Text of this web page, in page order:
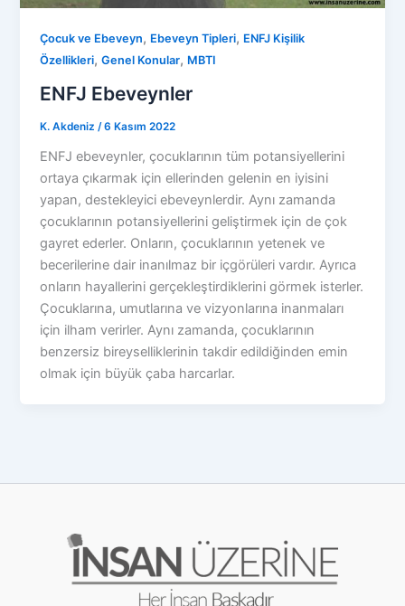
Çocuk ve Ebeveyn, Ebeveyn Tipleri, ENFJ Kişilik
Özellikleri,Genel Konular, MBTI
ENFJ Ebeveynler
K. Akdeniz/6 Kasım 2022
ENFJ ebeveynler, çocuklarının tüm potansiyellerini
ortaya çıkarmak için ellerinden gelenin en iyisini
yapan, destekleyici ebeveynlerdir. Aynı zamanda
çocuklarının potansiyellerini geliştirmek için de çok
gayret ederler. Onların, çocuklarının yetenek ve
becerilerine dair inanılmaz bir içgörüleri vardır. Ayrıca
onların hayallerini gerçekleştirdiklerini görmek isterler.
Çocuklarına, umutlarına ve vizyonlarına inanmaları
için ilham verirler. Aynı zamanda, çocuklarının
benzersiz bireyselliklerinin takdir edildiğinden emin
olmak için büyük çaba harcarlar.